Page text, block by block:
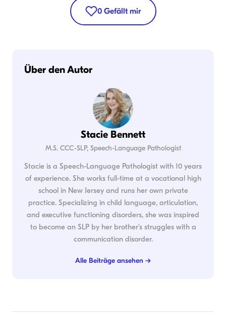
0 Gefällt mir
Über den Autor
Stacie Bennett
M.S. CCC-SLP, Speech-Language Pathologist
Stacie is a Speech-Language Pathologist with 10 years
of experience. She works full-time at a vocational high
school in New Jersey and runs her own private
practice. Specializing in child language, articulation,
and executive functioning disorders, she was inspired
to become an SLP by her brother's struggles with a
communication disorder.
Alle Beiträge ansehen →